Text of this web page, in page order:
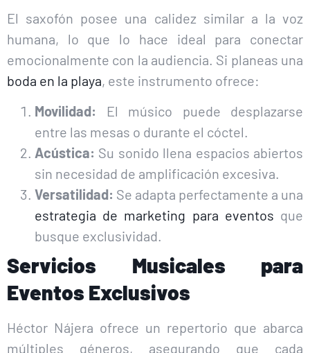
El saxofón posee una calidez similar a la voz
humana, lo que lo hace ideal para conectar
emocionalmente con la audiencia. Si planeas una
boda en la playa, este instrumento ofrece:
Movilidad: El músico puede desplazarse
entre las mesas o durante el cóctel.
Acústica: Su sonido llena espacios abiertos
sin necesidad de amplificación excesiva.
Versatilidad: Se adapta perfectamente a una
estrategia de marketing para eventos que
busque exclusividad.
Servicios Musicales para
Eventos Exclusivos
Héctor Nájera ofrece un repertorio que abarca
múltiples géneros, asegurando que cada